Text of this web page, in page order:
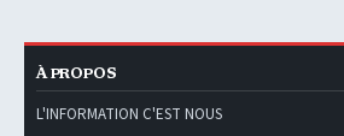
À PROPOS
L'INFORMATION C'EST NOUS